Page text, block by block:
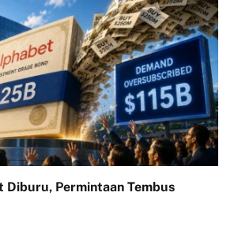
Diburu, Permintaan Tembus